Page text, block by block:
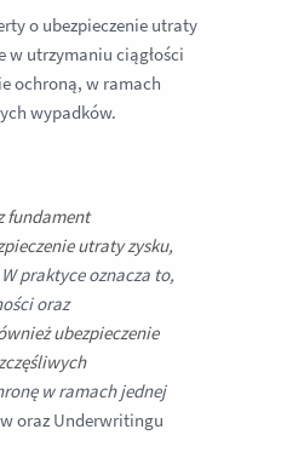
o ubezpieczenie utraty
w utrzymaniu ciągłości
ochroną, w ramach
wypadków.
fundament
utraty zysku,
W praktyce oznacza to,
oraz
ubezpieczenie
w ramach jednej
oraz Underwritingu